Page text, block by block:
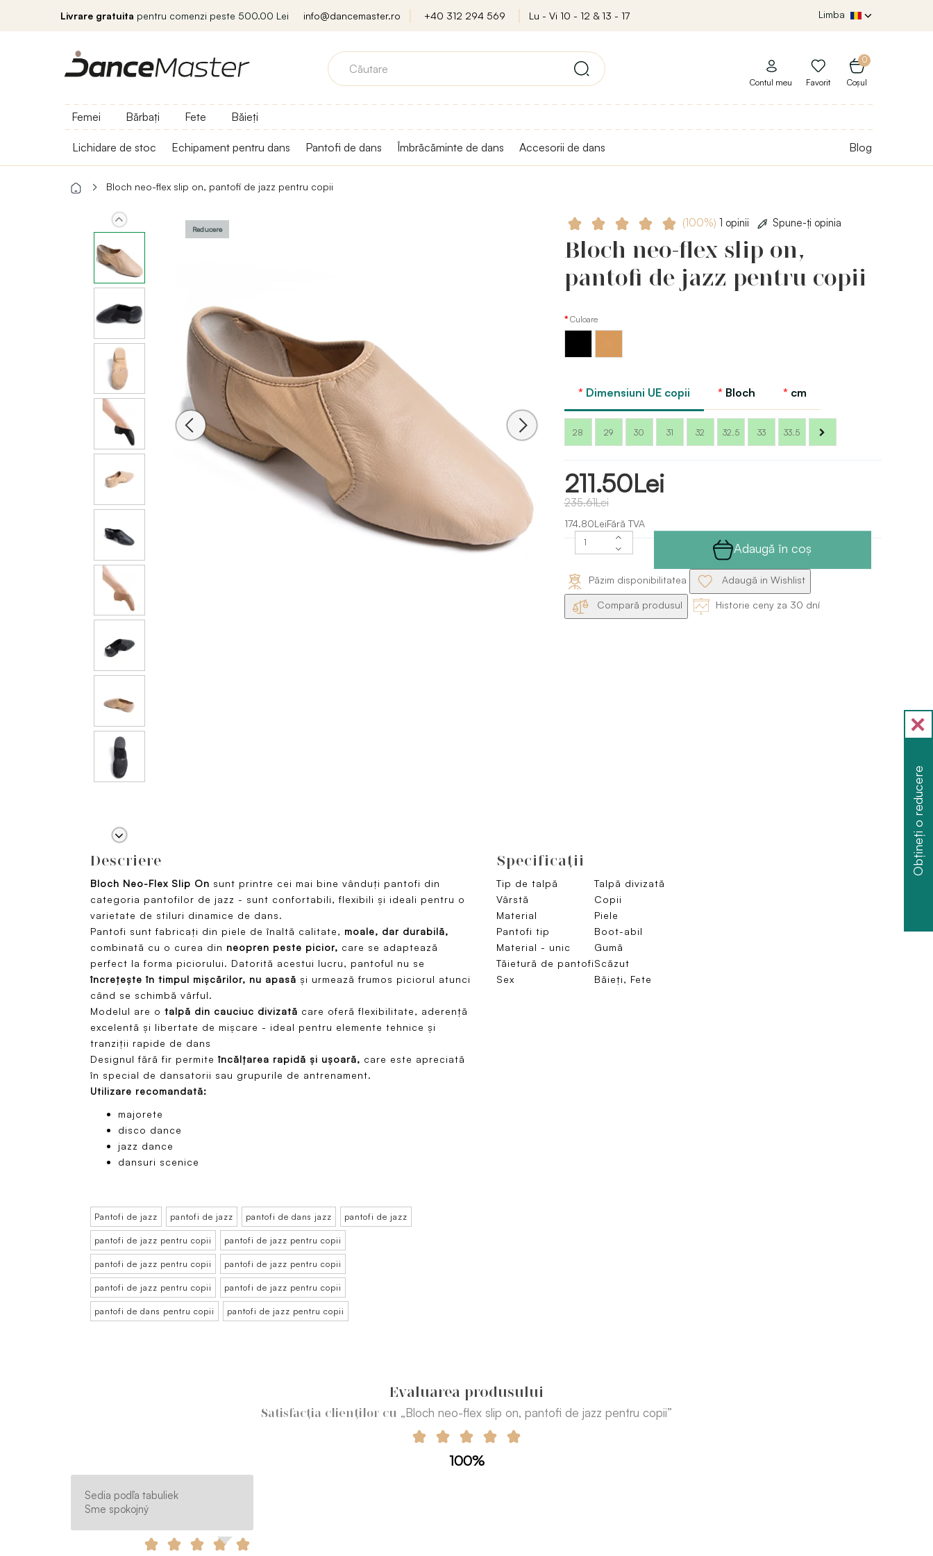
Livrare gratuita pentru comenzi peste 500.00 Lei info@dancemaster.ro +40 312 294 569 Lu - Vi 10 - 12 & 13 - 17 Limba
0
Coșul
Contul meu Favorit
Femei Bărbați Fete Băieți
Lichidare de stoc Echipament pentru dans Pantofi de dans Îmbrăcăminte de dans Accesorii de dans Blog
Bloch neo-flex slip on, pantofi de jazz pentru copii
Reducere
(100%) 1 opinii Spune-ţi opinia
Bloch neo-flex slip on,
pantofi de jazz pentru copii
Culoare
Dimensiuni UE copii Bloch cm
28 29 30 31 32 32.5 33 33.5
211.50Lei
235.61Lei
174.80LeiFără TVA
Adaugă în coş
Păzim disponibilitatea Adaugă in Wishlist
Compară produsul Historie ceny za 30 dní
Descriere
Bloch Neo-Flex Slip On sunt printre cei mai bine vânduți pantofi din
categoria pantofilor de jazz - sunt confortabili, flexibili și ideali pentru o
varietate de stiluri dinamice de dans.
Pantofi sunt fabricați din piele de înaltă calitate, moale, dar durabilă,
combinată cu o curea din neopren peste picior, care se adaptează
perfect la forma piciorului. Datorită acestui lucru, pantoful nu se
încrețește în timpul mișcărilor, nu apasă și urmează frumos piciorul atunci
când se schimbă vârful.
Modelul are o talpă din cauciuc divizată care oferă flexibilitate, aderență
excelentă și libertate de mișcare - ideal pentru elemente tehnice și
tranziții rapide de dans
Designul fără fir permite încălțarea rapidă și ușoară, care este apreciată
în special de dansatorii sau grupurile de antrenament.
Utilizare recomandată:
majorete
disco dance
jazz dance
dansuri scenice
Pantofi de jazz pantofi de jazz pantofi de dans jazz pantofi de jazz
pantofi de jazz pentru copii pantofi de jazz pentru copii
pantofi de jazz pentru copii pantofi de jazz pentru copii
pantofi de jazz pentru copii pantofi de jazz pentru copii
pantofi de dans pentru copii pantofi de jazz pentru copii
Specificaţii
Tip de talpă
Talpă divizată
Vârstă
Copii
Material
Piele
Pantofi tip
Boot-abil
Material - unic
Gumă
Tăietură de pantofiScăzut
Sex
Băieți, Fete
Evaluarea produsului
Satisfacția clienților cu „Bloch neo-flex slip on, pantofi de jazz pentru copii”
100%
Sedia podľa tabuliek
Sme spokojný
Obțineți o reducere